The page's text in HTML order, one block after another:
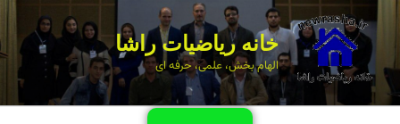
خانه ریاضیات راشا
الهام بخش، علمی، حرفه ای